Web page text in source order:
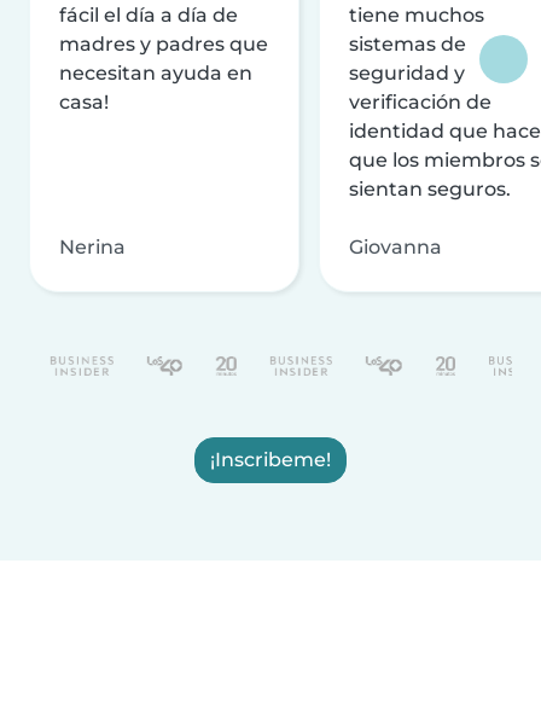
fácil el día a día de
madres y padres que
necesitan ayuda en
casa!
Nerina
tiene muchos
sistemas de
seguridad y
verificación de
identidad que
que los miembros
sientan seguros.
Giovanna
¡Inscribeme!